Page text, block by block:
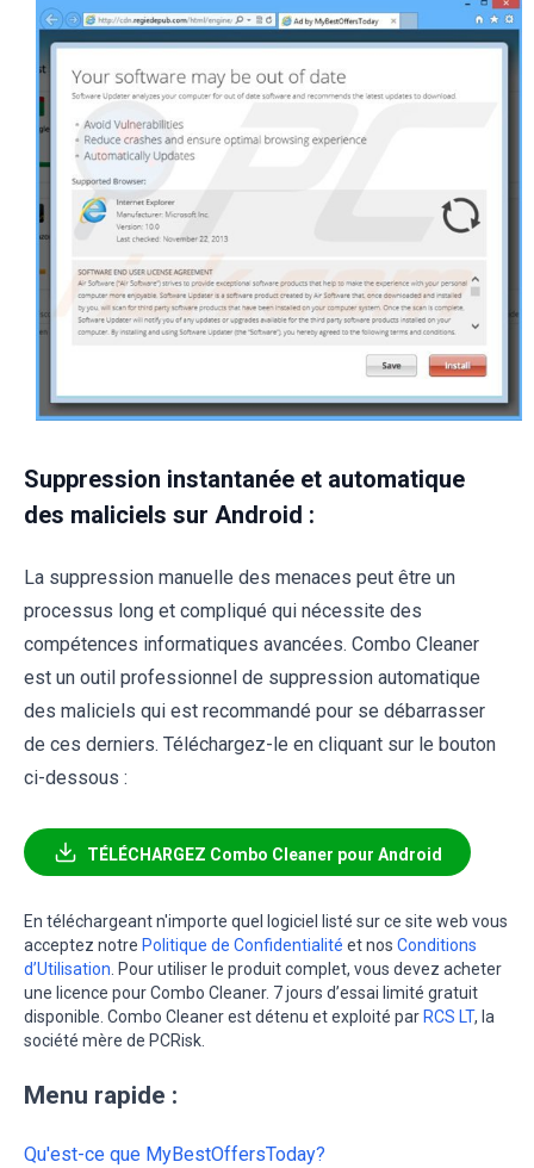
Suppression instantanée et automatique
des maliciels sur Android :
La suppression manuelle des menaces peut être un
processus long et compliqué qui nécessite des
compétences informatiques avancées. Combo Cleaner
est un outil professionnel de suppression automatique
des maliciels qui est recommandé pour se débarrasser
de ces derniers. Téléchargez-le en cliquant sur le bouton
ci-dessous :
TÉLÉCHARGEZ Combo Cleaner pour Android
En téléchargeant n'importe quel logiciel listé sur ce site web vous
acceptez notre Politique de Confidentialité et nos Conditions
d’Utilisation . Pour utiliser le produit complet, vous devez acheter
une licence pour Combo Cleaner. 7 jours d’essai limité gratuit
disponible. Combo Cleaner est détenu et exploité par RCS LT, la
société mère de PCRisk.
Menu rapide :
Qu'est-ce que MyBestOffersToday?